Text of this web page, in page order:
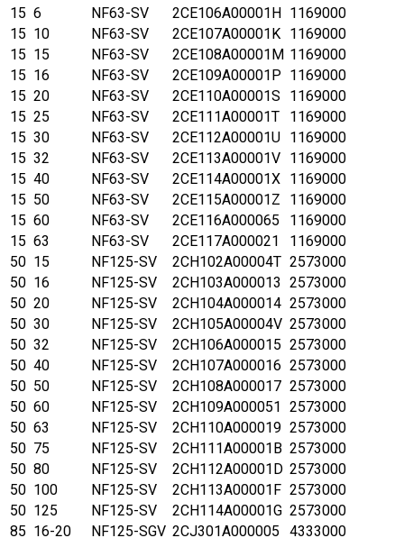
15 6 NF63-SV 2CE106A00001H 1169000
15 10 NF63-SV 2CE107A00001K 1169000
15 15 NF63-SV 2CE108A00001M 1169000
15 16 NF63-SV 2CE109A00001P 1169000
15 20 NF63-SV 2CE110A00001S
1169000
15 25 NF63-SV 2CE111A00001T
1169000
15 30 NF63-SV 2CE112A00001U 1169000
15 32 NF63-SV 2CE113A00001V 1169000
15 40 NF63-SV 2CE114A00001X 1169000
15 50 NF63-SV 2CE115A00001Z
1169000
15 60 NF63-SV 2CE116A000065
1169000
15 63 NF63-SV 2CE117A000021
1169000
50 15 NF125-SV 2CH102A00004T 2573000
50 16 NF125-SV 2CH103A000013 2573000
50 20 NF125-SV 2CH104A000014 2573000
50 30 NF125-SV 2CH105A00004V 2573000
50 32 NF125-SV 2CH106A000015 2573000
50 40 NF125-SV 2CH107A000016 2573000
50 50 NF125-SV 2CH108A000017 2573000
50 60 NF125-SV 2CH109A000051 2573000
50 63 NF125-SV 2CH110A000019 2573000
50 75 NF125-SV 2CH111A00001B 2573000
50 80 NF125-SV 2CH112A00001D 2573000
50 100 NF125-SV 2CH113A00001F 2573000
50 125 NF125-SV 2CH114A00001G 2573000
85 16-20 NF125-SGV 2CJ301A000005
4333000